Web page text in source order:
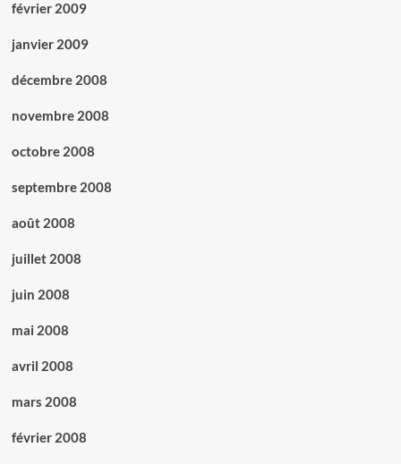
février 2009
janvier 2009
décembre 2008
novembre 2008
octobre 2008
septembre 2008
août 2008
juillet 2008
juin 2008
mai 2008
avril 2008
mars 2008
février 2008